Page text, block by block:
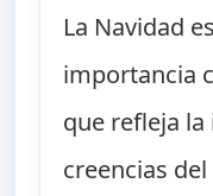
La Navidad
importancia
que refleja
creencias